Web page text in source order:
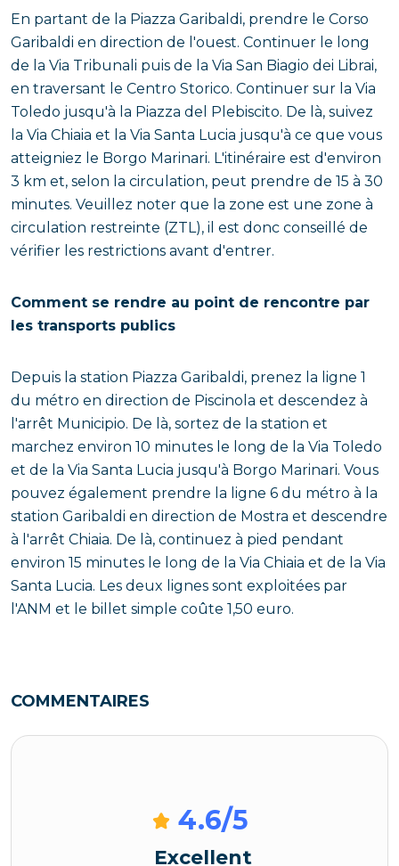
En partant de la Piazza Garibaldi, prendre le Corso
Garibaldi en direction de l'ouest. Continuer le long
de la Via Tribunali puis de la Via San Biagio dei Librai,
en traversant le Centro Storico. Continuer sur la Via
Toledo jusqu'à la Piazza del Plebiscito. De là, suivez
la Via Chiaia et la Via Santa Lucia jusqu'à ce que vous
atteigniez le Borgo Marinari. L'itinéraire est d'environ
3 km et, selon la circulation, peut prendre de 15 à 30
minutes. Veuillez noter que la zone est une zone à
circulation restreinte (ZTL), il est donc conseillé de
vérifier les restrictions avant d'entrer.
Comment se rendre au point de rencontre par
les transports publics
Depuis la station Piazza Garibaldi, prenez la ligne 1
du métro en direction de Piscinola et descendez à
l'arrêt Municipio. De là, sortez de la station et
marchez environ 10 minutes le long de la Via Toledo
et de la Via Santa Lucia jusqu'à Borgo Marinari. Vous
pouvez également prendre la ligne 6 du métro à la
station Garibaldi en direction de Mostra et descendre
à l'arrêt Chiaia. De là, continuez à pied pendant
environ 15 minutes le long de la Via Chiaia et de la Via
Santa Lucia. Les deux lignes sont exploitées par
l'ANM et le billet simple coûte 1,50 euro.
COMMENTAIRES
4.6/5
Excellent